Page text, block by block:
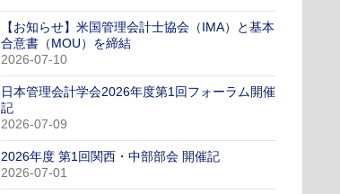
【お知らせ】米国管理会計士協会（IMA）と基本
合意書（MOU）を締結
2026-07-10
日本管理会計学会2026年度第1回フォーラム開催
記
2026-07-09
2026年度 第1回関西・中部部会 開催記
2026-07-01